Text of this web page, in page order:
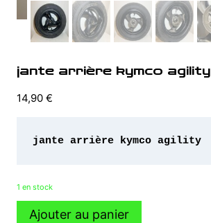
jante arrière kymco agility
14,90 €
jante arrière kymco agility
1 en stock
quantité
Ajouter au panier